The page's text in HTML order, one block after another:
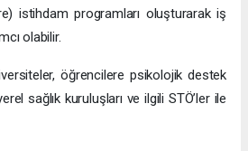
istihdam programları oluşturarak iş
olabilir.
öğrencilere psikolojik destek
sağlık kuruluşları ve ilgili STÖ’ler ile